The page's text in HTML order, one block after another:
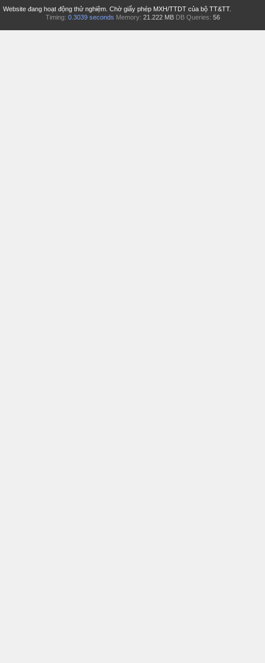
Website đang hoạt động thử nghiệm. Chờ giấy phép MXH/TTDT của bộ TT&TT.
Timing: 0.3039 seconds Memory: 21.222 MB DB Queries: 56